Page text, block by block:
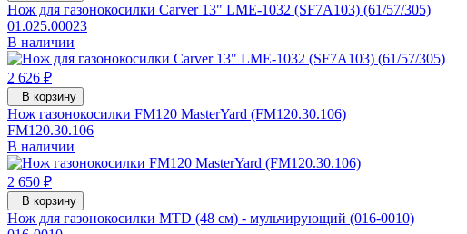
Нож для газонокосилки Carver 13" LME-1032 (SF7A103) (61/57/305)
01.025.00023
В наличии
2 626 ₽
В корзину
Нож газонокосилки FM120 MasterYard (FM120.30.106)
FM120.30.106
В наличии
2 650 ₽
В корзину
Нож для газонокосилки MTD (48 см) - мульчирующий (016-0010)